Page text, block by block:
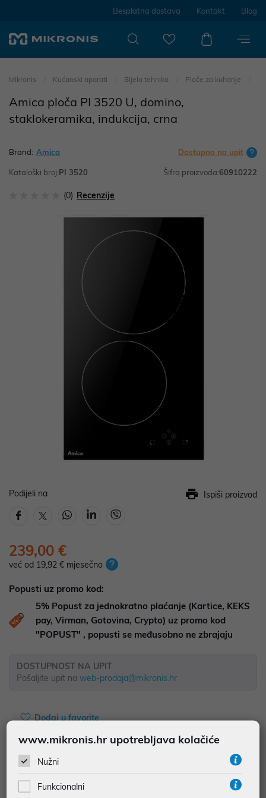
Besplatna dostava Kontakt Blog
Mikronis Kućanski aparati Bijela tehnika Ploče za kuhanje
Amica ploča PI 3520 U, domino,
staklokeramika, indukcija, crna
Brand: Amica Dostupno na upit
Kataloški broj:PI 3520 Šifra proizvoda:60910222
(0) Recenzije
Podijeli na Ispiši proizvod
239,00 €
već od 19,92 € mjesečno
Popusti uz promo kod:
5% Popust za jednokratno plaćanje (Kartice, KEKS
pay, Virman, Gotovina, Crypto) uz promo kod
"POPUST" , popusti se međusobno ne zbrajaju
DOSTUPNOST NA UPIT
Pošaljite upit na web-prodaja@mikronis.hr
Dodaj u favorite
Vidi detalje
www.mikronis.hr upotrebljava kolačiće
Nužni
Funkcionalni